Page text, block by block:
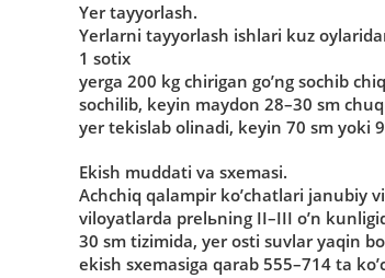
Yer tayyorlash.
Yerlarni tayyorlash ishlari kuz
1 sotix
yerga 200 kg chirigan goʼng sochib
sochilib, keyin maydon 28–30 sm
yer tekislab olinadi, keyin 70 sm yoki
Ekish muddati va sxemasi.
Аchchiq qalampir koʼchatlari janubiy
viloyatlarda prelьning II–III oʼn
30 sm tizimida, yer osti suvlar yaqin
ekish sxemasiga qarab 555–714 ta